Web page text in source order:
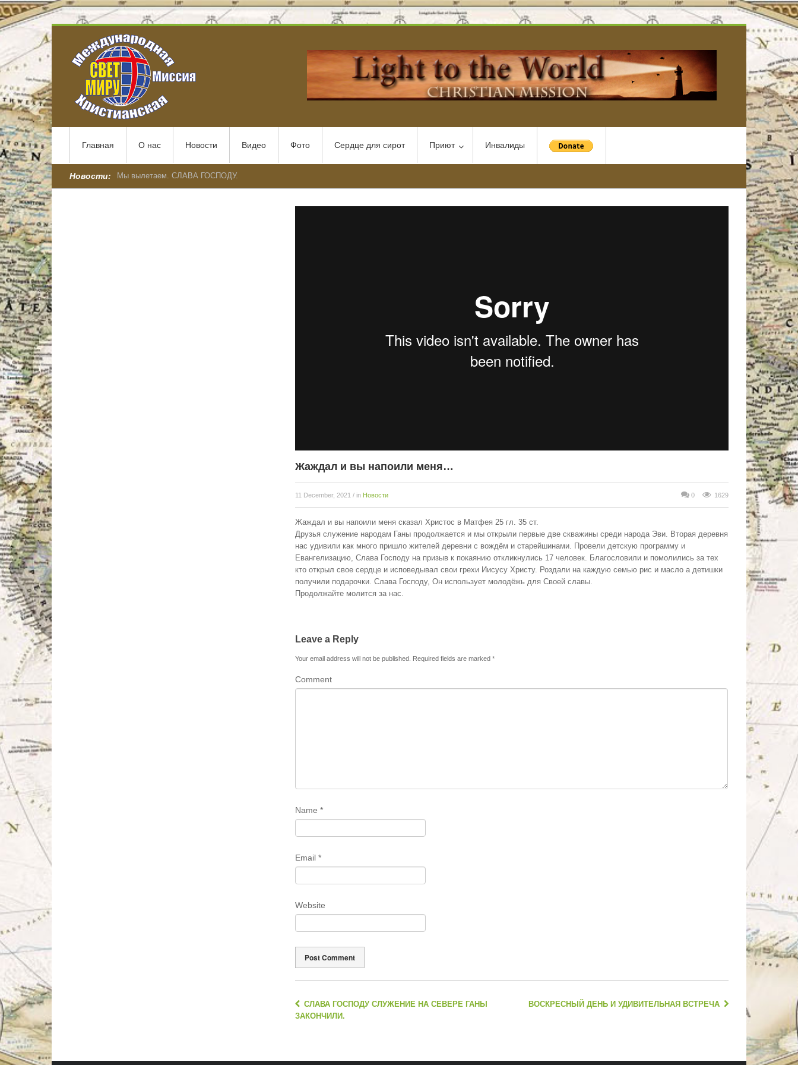
Главная О нас Новости Видео Фото Сердце для сирот Приют Инвалиды
Новости: Мы вылетаем. СЛАВА ГОСПОДУ.
Жаждал и вы напоили меня…
11 December, 2021 / in Новости 0 1629
Жаждал и вы напоили меня сказал Христос в Матфея 25 гл. 35 ст.
Друзья служение народам Ганы продолжается и мы открыли первые две скважины среди народа Эви. Вторая деревня
нас удивили как много пришло жителей деревни с вождём и старейшинами. Провели детскую программу и
Евангелизацию, Слава Господу на призыв к покаянию откликнулись 17 человек. Благословили и помолились за тех
кто открыл свое сердце и исповедывал свои грехи Иисусу Христу. Роздали на каждую семью рис и масло а детишки
получили подарочки. Слава Господу, Он использует молодёжь для Своей славы.
Продолжайте молится за нас.
Leave a Reply
Your email address will not be published. Required fields are marked *
Comment
Name *
Email *
Website
СЛАВА ГОСПОДУ СЛУЖЕНИЕ НА СЕВЕРЕ ГАНЫ
ЗАКОНЧИЛИ.
ВОСКРЕСНЫЙ ДЕНЬ И УДИВИТЕЛЬНАЯ ВСТРЕЧА